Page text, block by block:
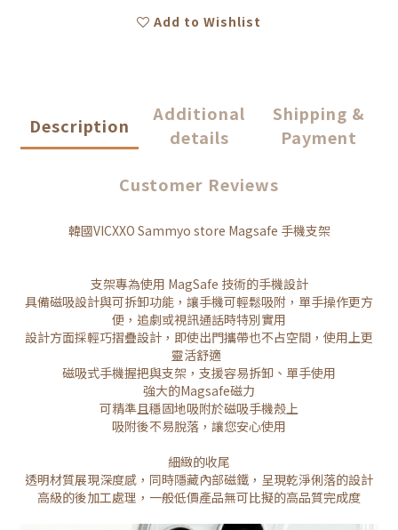
Add to Wishlist
Description
Additional
details
Shipping &
Payment
Customer Reviews
韓國VICXXO Sammyo store Magsafe 手機支架
支架專為使用 MagSafe 技術的手機設計
具備磁吸設計與可拆卸功能，讓手機可輕鬆吸附，單手操作更方
便，追劇或視訊通話時特別實用
設計方面採輕巧摺疊設計，即使出門攜帶也不占空間，使用上更
靈活舒適
磁吸式手機握把與支架，支援容易拆卸、單手使用
強大的Magsafe磁力
可精準且穩固地吸附於磁吸手機殼上
吸附後不易脫落，讓您安心使用
細緻的收尾
透明材質展現深度感，同時隱藏內部磁鐵，呈現乾淨俐落的設計
高級的後加工處理，一般低價產品無可比擬的高品質完成度